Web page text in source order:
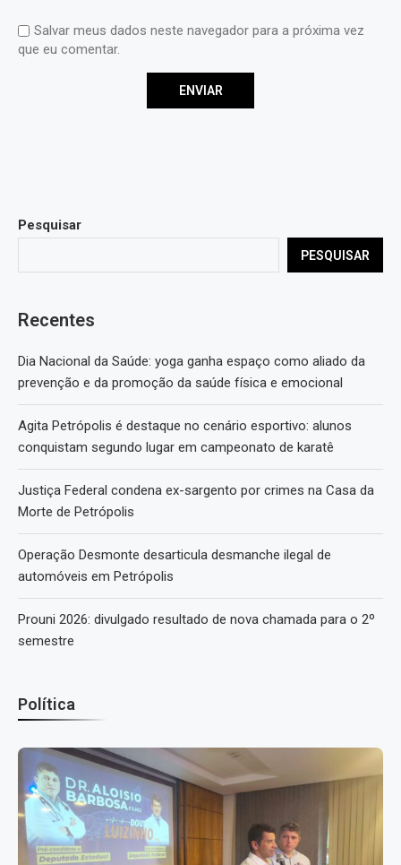
Salvar meus dados neste navegador para a próxima vez
que eu comentar.
Pesquisar
PESQUISAR
Recentes
Dia Nacional da Saúde: yoga ganha espaço como aliado da
prevenção e da promoção da saúde física e emocional
Agita Petrópolis é destaque no cenário esportivo: alunos
conquistam segundo lugar em campeonato de karatê
Justiça Federal condena ex-sargento por crimes na Casa da
Morte de Petrópolis
Operação Desmonte desarticula desmanche ilegal de
automóveis em Petrópolis
Prouni 2026: divulgado resultado de nova chamada para o 2º
semestre
Política